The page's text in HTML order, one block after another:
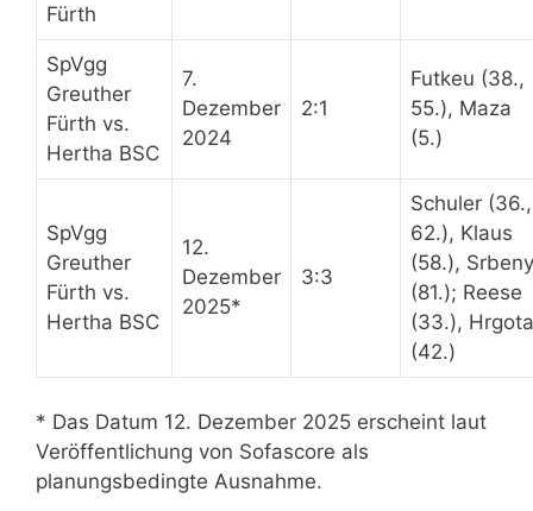
Fürth
SpVgg
Greuther
Fürth vs.
Hertha BSC
7.
Dezember
2024
2:1
Futkeu (38.,
55.), Maza
(5.)
SpVgg
Greuther
Fürth vs.
Hertha BSC
12.
Dezember
2025*
3:3
Schuler (36.,
62.), Klaus
(58.), Srbeny
(81.); Reese
(33.), Hrgota
(42.)
* Das Datum 12. Dezember 2025 erscheint laut
Veröffentlichung von Sofascore als
planungsbedingte Ausnahme.